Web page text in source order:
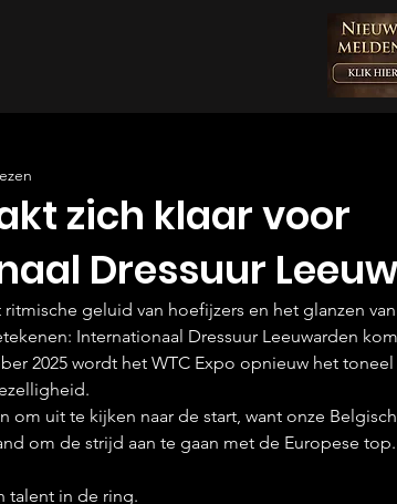
zich klaar voor
Dressuur
ritmische geluid van hoefijzers en het glanzen
Internationaal Dressuur Leeuwarden
2025 wordt het WTC Expo opnieuw het
om uit te kijken naar de start, want onze
om de strijd aan te gaan met de Europese top.
talent in de ring.